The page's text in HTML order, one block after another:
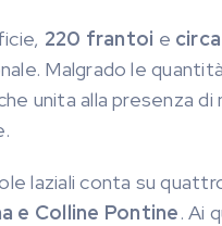
220 frantoi e
Malgrado le
unita alla presenza
laziali conta su
e Colline Pontine. Ai